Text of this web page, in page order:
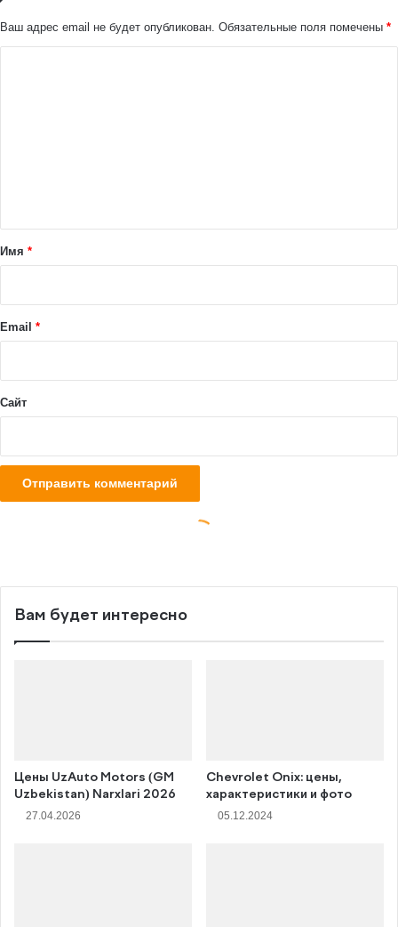
Вам будет интересно
Цены UzAuto Motors (GM
Uzbekistan) Narxlari 2026
27.04.2026
Chevrolet Onix: цены,
характеристики и фото
05.12.2024